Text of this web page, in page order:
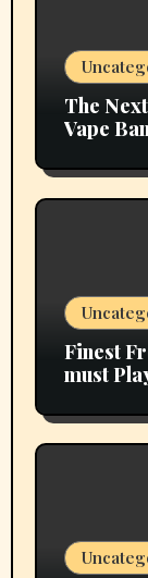
The
Vape
Finest
must